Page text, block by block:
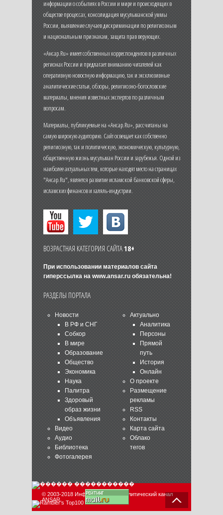
информации о событиях в России и мире и происходящих в
обществе процессах, консолидация мусульманской уммы
России, выявление случаев дискриминации по религиозным
и национальным признакам, защита прав верующих.
«Ансар.Ru» имеет собственных корреспондентов в различных
регионах России и предлагает вниманию читателей как
оперативную новостную информацию, так и эксклюзивные
аналитические статьи, обзоры, религиозно-богословские
материалы, мнения известных экспертов по различным
вопросам.
Материалы, публикуемые на «Ансар.Ru», рассчитаны на
самую широкую аудиторию. Сайт освещает как собственно
религиозную, так и политическую, экономическую, культурную,
общественную жизнь мусульман России и зарубежья. Одной из
наиболее актуальных тем, которые находят место на страницах
"Ансар.Ru", является развитие исламской банковской сферы,
исламских финансов и халяль-индустрии.
ВОЗРАСТНАЯ КАТЕГОРИЯ САЙТА18+
При использовании материалов сайта
гиперссылка на www.ansar.ruобязательна!
РАЗДЕЛЫ ПОРТАЛА
Новости
В РФ и СНГ
Собкор
В мире
Образование
Общество
Экономика
Наука
Палитра
Здоровый
образ жизни
Объявления
Видео
Аудио
Библиотека
Фотогалерея
Актуально
Аналитика
Персоны
Прямой
путь
История
Онлайн
О проекте
Размещение
рекламы
RSS
Контакты
Карта сайта
Облако
тегов
© 2003-2018 Информационно-аналитический канал
ANSAR